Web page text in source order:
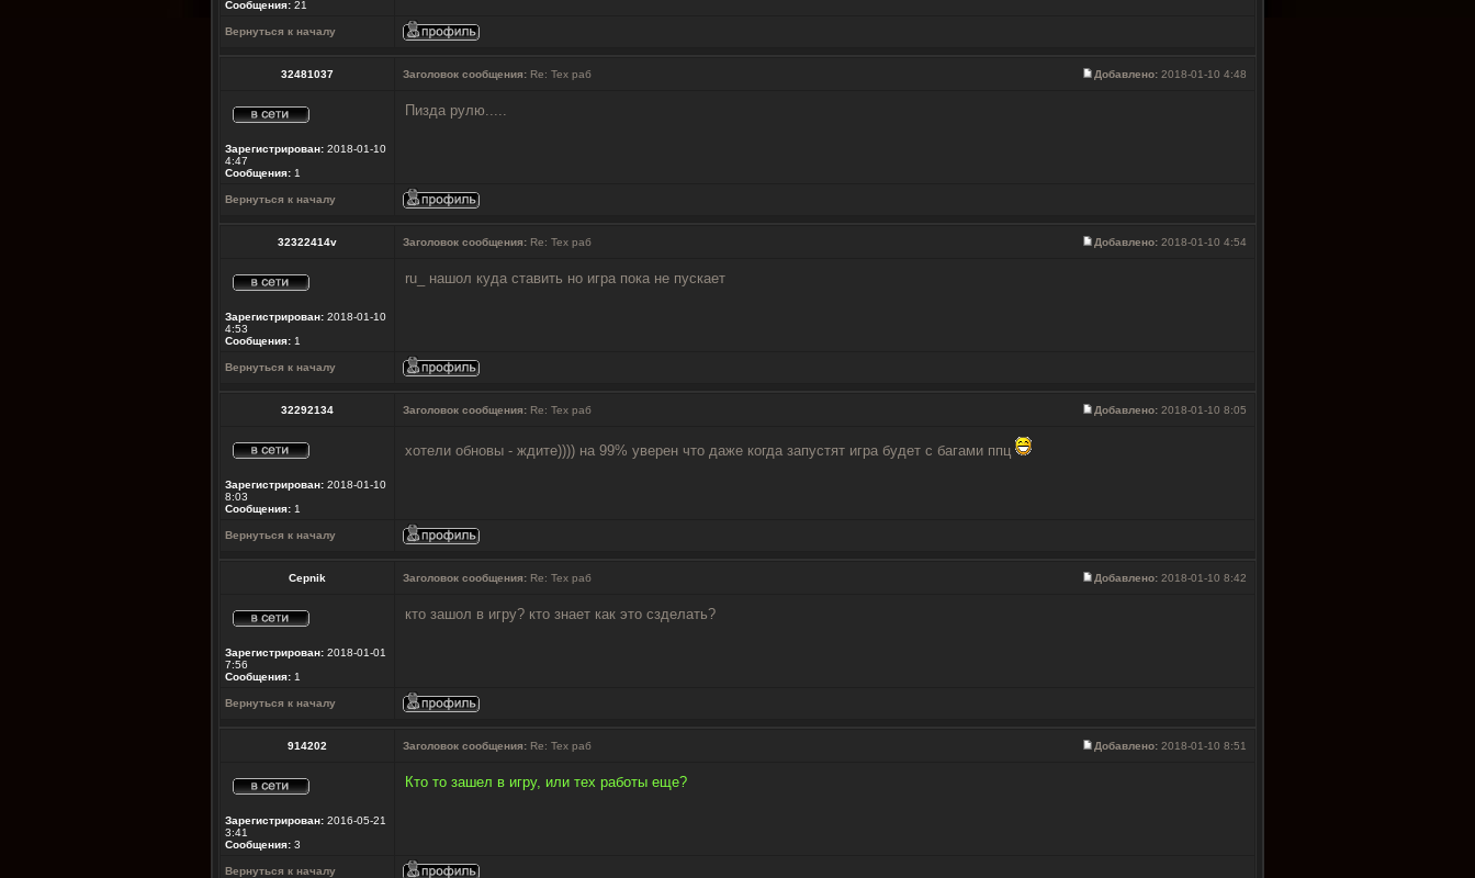
Сообщения: 21
Вернуться к началу
32481037 Заголовок сообщения: Re: Тех раб Добавлено: 2018-01-10 4:48
Зарегистрирован: 2018-01-10
4:47
Сообщения: 1
Пизда рулю.....
Вернуться к началу
32322414v Заголовок сообщения: Re: Тех раб Добавлено: 2018-01-10 4:54
Зарегистрирован: 2018-01-10
4:53
Сообщения: 1
ru_ нашол куда ставить но игра пока не пускает
Вернуться к началу
32292134 Заголовок сообщения: Re: Тех раб Добавлено: 2018-01-10 8:05
Зарегистрирован: 2018-01-10
8:03
Сообщения: 1
хотели обновы - ждите)))) на 99% уверен что даже когда запустят игра будет с багами ппц
Вернуться к началу
Cepnik Заголовок сообщения: Re: Тех раб Добавлено: 2018-01-10 8:42
Зарегистрирован: 2018-01-01
7:56
Сообщения: 1
кто зашол в игру? кто знает как это сзделать?
Вернуться к началу
914202 Заголовок сообщения: Re: Тех раб Добавлено: 2018-01-10 8:51
Зарегистрирован: 2016-05-21
3:41
Сообщения: 3
Кто то зашел в игру, или тех работы еще?
Вернуться к началу